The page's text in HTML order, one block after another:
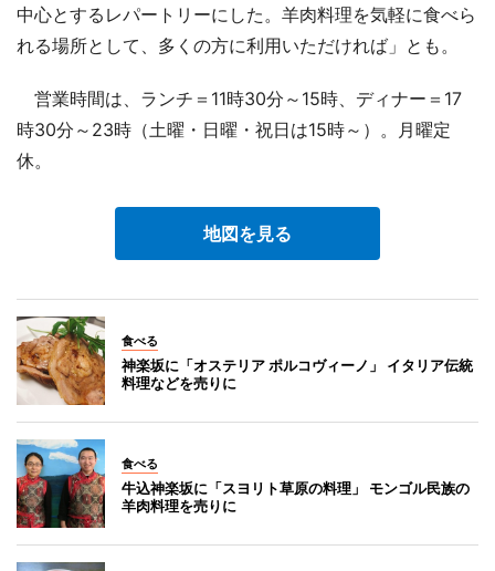
中心とするレパートリーにした。羊肉料理を気軽に食べら
れる場所として、多くの方に利用いただければ」とも。
営業時間は、ランチ＝11時30分～15時、ディナー＝17
時30分～23時（土曜・日曜・祝日は15時～）。月曜定
休。
地図を見る
食べる
神楽坂に「オステリア ポルコヴィーノ」 イタリア伝統
料理などを売りに
食べる
牛込神楽坂に「スヨリト草原の料理」 モンゴル民族の
羊肉料理を売りに